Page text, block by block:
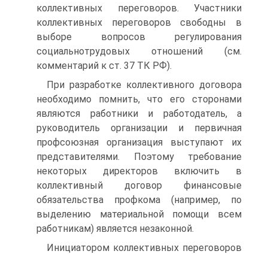
коллективных переговоров. Участники
коллективных переговоров свободны в
выборе вопросов регулирования
социальнотрудовых отношений (см.
комментарий к ст. 37 ТК РФ).
При разработке коллективного договора
необходимо помнить, что его сторонами
являются работники и работодатель, а
руководитель организации и первичная
профсоюзная организация выступают их
представителями. Поэтому требование
некоторых директоров включить в
коллективный договор финансовые
обязательства профкома (например, по
выделению материальной помощи всем
работникам) является незаконной.
Инициатором коллективных переговоров